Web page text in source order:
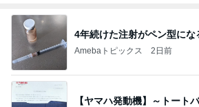
4年続けた注射がペン型にな
Amebaトピックス 2日前
【ヤマハ発動機】～トート